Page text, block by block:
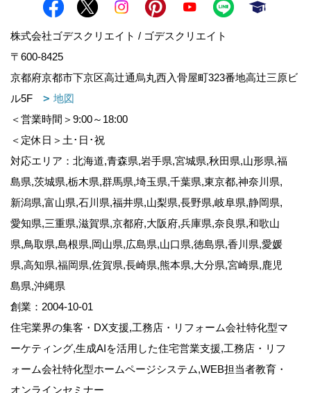
株式会社ゴデスクリエイト / ゴデスクリエイト
〒600-8425
京都府京都市下京区高辻通烏丸西入骨屋町323番地高辻三原ビ
ル5F
地図
＜営業時間＞9:00～18:00
＜定休日＞土･日･祝
対応エリア：北海道,青森県,岩手県,宮城県,秋田県,山形県,福
島県,茨城県,栃木県,群馬県,埼玉県,千葉県,東京都,神奈川県,
新潟県,富山県,石川県,福井県,山梨県,長野県,岐阜県,静岡県,
愛知県,三重県,滋賀県,京都府,大阪府,兵庫県,奈良県,和歌山
県,鳥取県,島根県,岡山県,広島県,山口県,徳島県,香川県,愛媛
県,高知県,福岡県,佐賀県,長崎県,熊本県,大分県,宮崎県,鹿児
島県,沖縄県
創業：2004-10-01
住宅業界の集客・DX支援,工務店・リフォーム会社特化型マ
ーケティング,生成AIを活用した住宅営業支援,工務店・リフ
ォーム会社特化型ホームページシステム,WEB担当者教育・
オンラインセミナー